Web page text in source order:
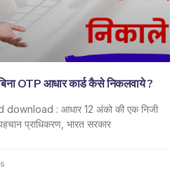
OTP आधार कार्ड कैसे निकलवाये ?
download : आधार 12 अंको की एक निजी
प्राधिकरण, भारत सरकार